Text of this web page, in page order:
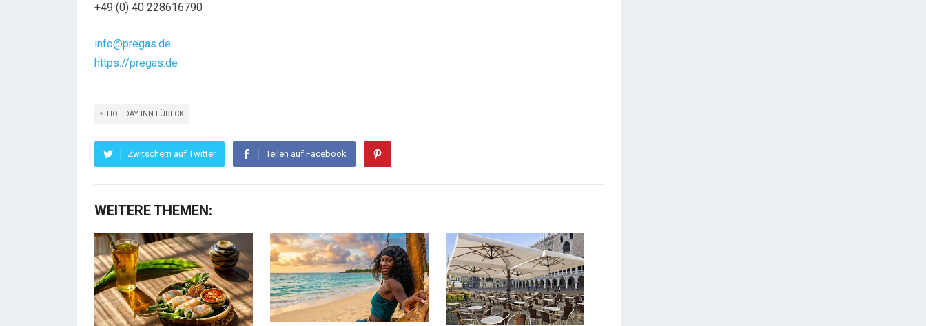
+49 (0) 40 228616790
info@pregas.de
https://pregas.de
HOLIDAY INN LÜBECK
Zwitschern auf Twitter Teilen auf Facebook
WEITERE THEMEN: